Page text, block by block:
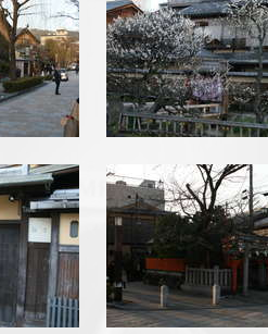
img_6566.jpg